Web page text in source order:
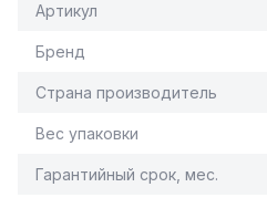
Артикул
Бренд
Страна производитель
Вес упаковки
Гарантийный срок, мес.